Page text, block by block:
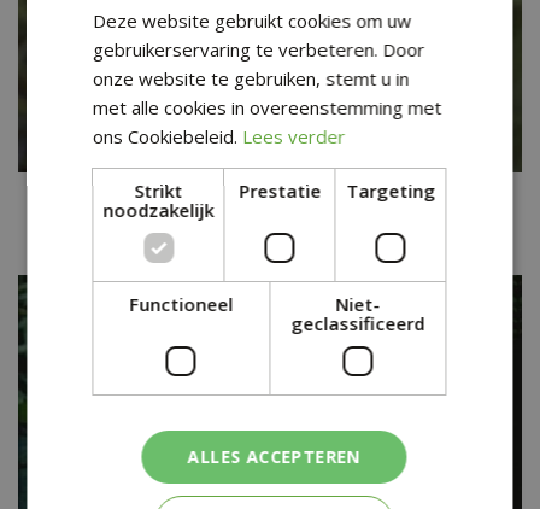
Chinese bieslook
Allium tuberosum
Deze website gebruikt cookies om uw
gebruikerservaring te verbeteren. Door
onze website te gebruiken, stemt u in
met alle cookies in overeenstemming met
ons Cookiebeleid. Lees verder
Strikt
noodzakelijk
Prestatie Targeting
Functioneel
Niet-
geclassificeerd
ALLES ACCEPTEREN